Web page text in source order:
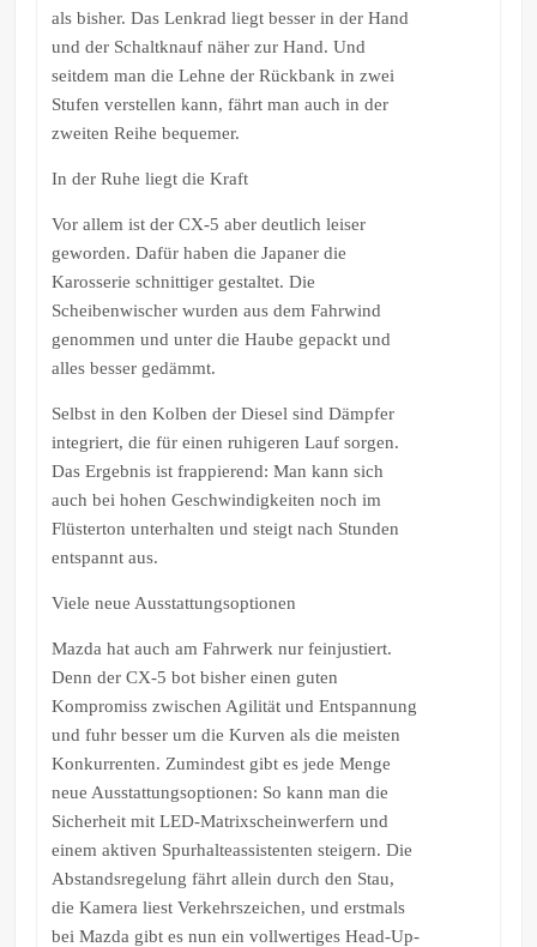
als bisher. Das Lenkrad liegt besser in der Hand
und der Schaltknauf näher zur Hand. Und
seitdem man die Lehne der Rückbank in zwei
Stufen verstellen kann, fährt man auch in der
zweiten Reihe bequemer.
In der Ruhe liegt die Kraft
Vor allem ist der CX-5 aber deutlich leiser
geworden. Dafür haben die Japaner die
Karosserie schnittiger gestaltet. Die
Scheibenwischer wurden aus dem Fahrwind
genommen und unter die Haube gepackt und
alles besser gedämmt.
Selbst in den Kolben der Diesel sind Dämpfer
integriert, die für einen ruhigeren Lauf sorgen.
Das Ergebnis ist frappierend: Man kann sich
auch bei hohen Geschwindigkeiten noch im
Flüsterton unterhalten und steigt nach Stunden
entspannt aus.
Viele neue Ausstattungsoptionen
Mazda hat auch am Fahrwerk nur feinjustiert.
Denn der CX-5 bot bisher einen guten
Kompromiss zwischen Agilität und Entspannung
und fuhr besser um die Kurven als die meisten
Konkurrenten. Zumindest gibt es jede Menge
neue Ausstattungsoptionen: So kann man die
Sicherheit mit LED-Matrixscheinwerfern und
einem aktiven Spurhalteassistenten steigern. Die
Abstandsregelung fährt allein durch den Stau,
die Kamera liest Verkehrszeichen, und erstmals
bei Mazda gibt es nun ein vollwertiges Head-Up-